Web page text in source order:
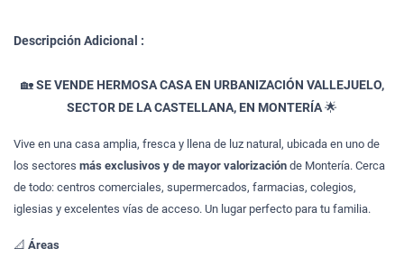
Descripción Adicional :
🏡SE VENDE HERMOSA CASA EN URBANIZACIÓN VALLEJUELO,
SECTOR DE LA CASTELLANA, EN MONTERÍA🌟
Vive en una casa amplia, fresca y llena de luz natural, ubicada en uno de
los sectores más exclusivos y de mayor valorización de Montería. Cerca
de todo: centros comerciales, supermercados, farmacias, colegios,
iglesias y excelentes vías de acceso. Un lugar perfecto para tu familia.
📐 Áreas